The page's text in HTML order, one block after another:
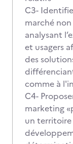
C3-
marché
analysant
et usagers
des
comme à
C4-
marketing
un